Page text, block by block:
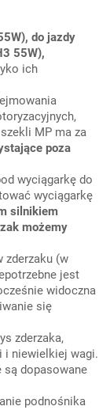
do jazdy
55W),
ich
MP ma za
poza
wyciągarkę do
wyciągarkę
silnikiem
możemy
zderzaku (w
jest
widoczna
się
zderzaka,
i niewielkiej wagi.
są dopasowane
podnośnika